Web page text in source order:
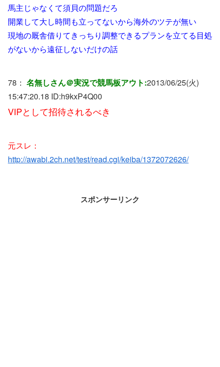
馬主じゃなくて須貝の問題だろ
開業して大し時間も立ってないから海外のツテが無い
現地の厩舎借りてきっちり調整できるプランを立てる目処
がないから遠征しないだけの話
78： 名無しさん＠実況で競馬板アウト:2013/06/25(火)
15:47:20.18 ID:h9kxP4Q00
VIPとして招待されるべき
元スレ：
http://awabi.2ch.net/test/read.cgi/keiba/1372072626/
スポンサーリンク